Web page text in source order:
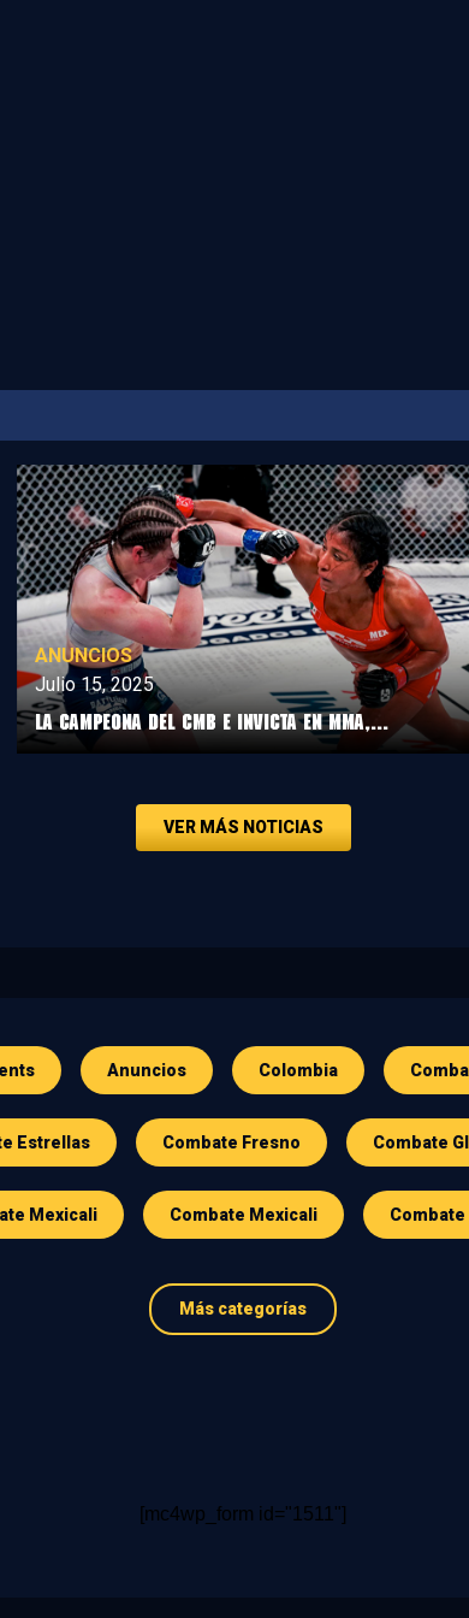
ANUNCIOS
Julio 15, 2025
LA CAMPEONA DEL CMB E INVICTA EN MMA,...
VER MÁS NOTICIAS
Anuncios Colombia
Estrellas Combate Fresno Combate
Mexicali Combate Mexicali
Más categorías
[mc4wp_form id="1511"]